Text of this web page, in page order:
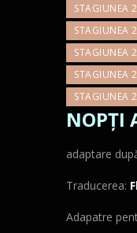
STAGIUNEA
STAGIUNEA
STAGIUNEA
STAGIUNEA
STAGIUNEA
NOPŢI
adaptare
Traducerea:
Adapatre